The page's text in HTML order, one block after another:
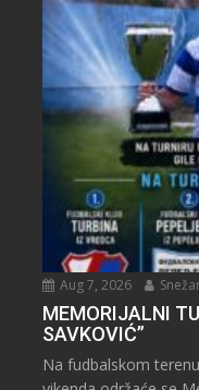
Aug 7, 2026
MEMORIJALNI
SAVKOVIĆ”
Na fudbalskom